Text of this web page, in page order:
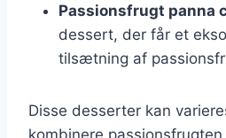
Passionsfrugt panna
dessert, der får et
tilsætning af
Disse desserter kan
kombinere